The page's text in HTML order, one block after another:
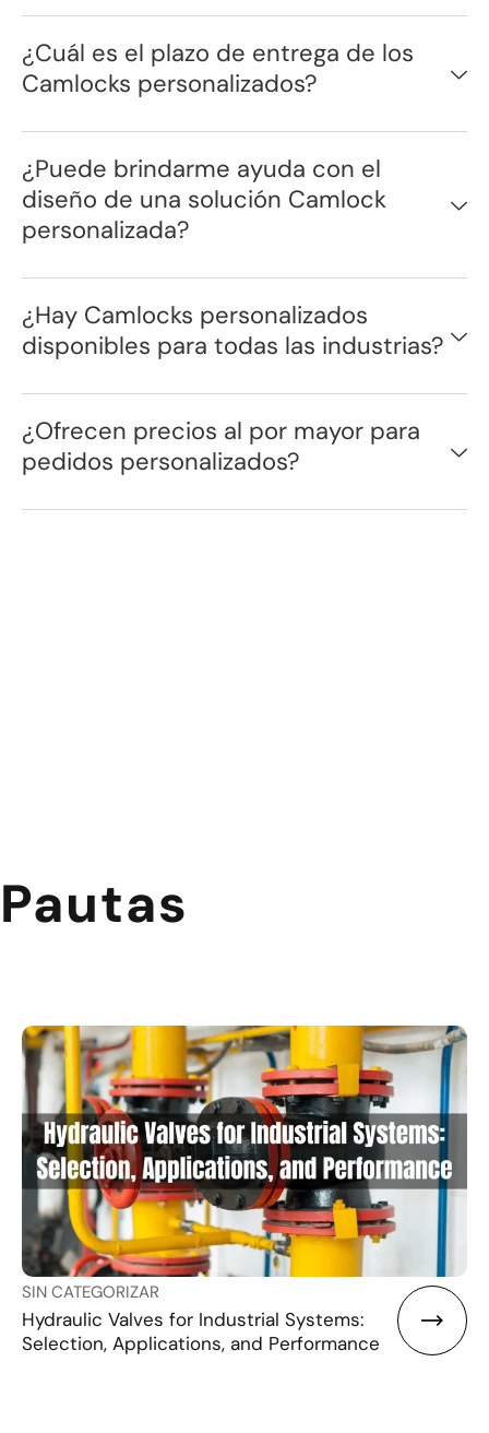
¿Cuál es el plazo de entrega de los
Camlocks personalizados?
¿Puede brindarme ayuda con el
diseño de una solución Camlock
personalizada?
¿Hay Camlocks personalizados
disponibles para todas las industrias?
¿Ofrecen precios al por mayor para
pedidos personalizados?
Pautas
SIN CATEGORIZAR
Hydraulic Valves for Industrial Systems:
Selection, Applications, and Performance